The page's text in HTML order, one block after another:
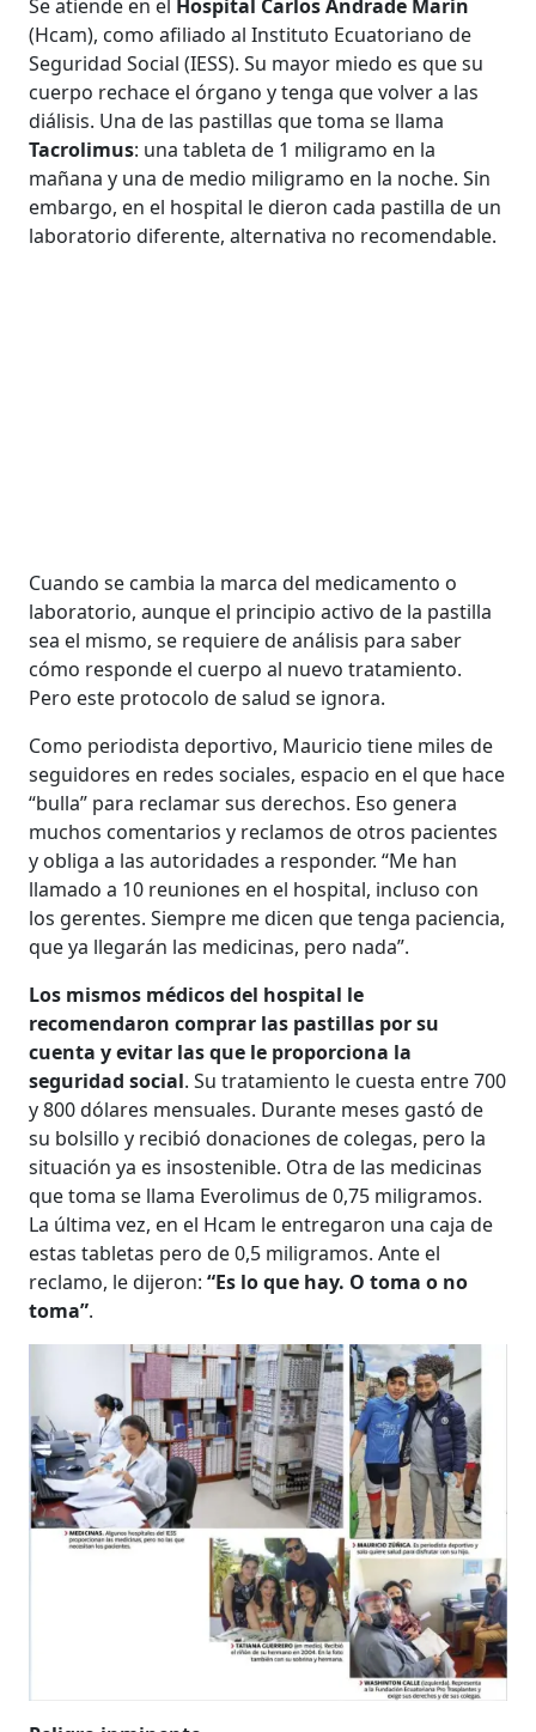
Se atiende en el Hospital Carlos Andrade Marín
(Hcam), como afiliado al Instituto Ecuatoriano de
Seguridad Social (IESS). Su mayor miedo es que su
cuerpo rechace el órgano y tenga que volver a las
diálisis. Una de las pastillas que toma se llama
Tacrolimus: una tableta de 1 miligramo en la
mañana y una de medio miligramo en la noche. Sin
embargo, en el hospital le dieron cada pastilla de un
laboratorio diferente, alternativa no recomendable.
Cuando se cambia la marca del medicamento o
laboratorio, aunque el principio activo de la pastilla
sea el mismo, se requiere de análisis para saber
cómo responde el cuerpo al nuevo tratamiento.
Pero este protocolo de salud se ignora.
Como periodista deportivo, Mauricio tiene miles de
seguidores en redes sociales, espacio en el que hace
“bulla” para reclamar sus derechos. Eso genera
muchos comentarios y reclamos de otros pacientes
y obliga a las autoridades a responder. “Me han
llamado a 10 reuniones en el hospital, incluso con
los gerentes. Siempre me dicen que tenga paciencia,
que ya llegarán las medicinas, pero nada”.
Los mismos médicos del hospital le
recomendaron comprar las pastillas por su
cuenta y evitar las que le proporciona la
seguridad social. Su tratamiento le cuesta entre 700
y 800 dólares mensuales. Durante meses gastó de
su bolsillo y recibió donaciones de colegas, pero la
situación ya es insostenible. Otra de las medicinas
que toma se llama Everolimus de 0,75 miligramos.
La última vez, en el Hcam le entregaron una caja de
estas tabletas pero de 0,5 miligramos. Ante el
reclamo, le dijeron: “Es lo que hay. O toma o no
toma”.